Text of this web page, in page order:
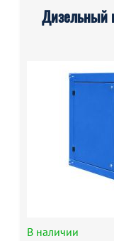
Дизельный
В наличии